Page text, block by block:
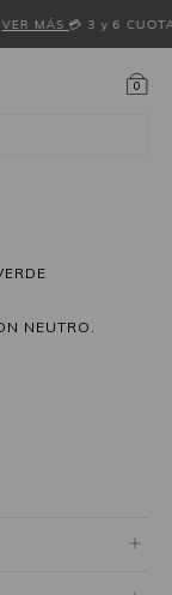
VER MÁS 💳 3 y 6
0
NEUTRO.